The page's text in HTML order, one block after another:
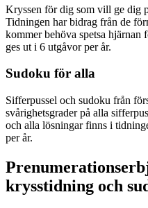
Kryssen för dig som vill ge dig
Tidningen har bidrag från de
kommer behöva spetsa hjärnan
ges ut i 6 utgåvor per år.
Sudoku för alla
Sifferpussel och sudoku från
svårighetsgrader på alla
och alla lösningar finns i
per år.
krysstidning och